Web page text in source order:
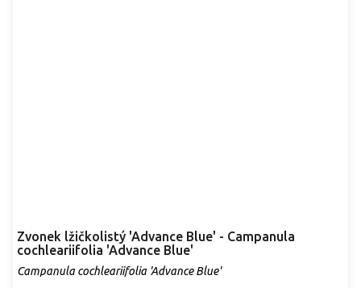
Zvonek lžičkolistý 'Advance Blue' - Campanula
cochleariifolia 'Advance Blue'
Campanula cochleariifolia 'Advance Blue'